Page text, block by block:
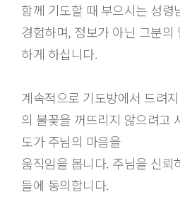
함께 기도할 때 부으시는 성령
경험하며, 정보가 아닌 그분의
하게 하십니다.
계속적으로 기도방에서 드려
의 불꽃을 꺼뜨리지 않으려고
도가 주님의 마음을
움직임을 봅니다. 주님을 신뢰
들에 동의합니다.